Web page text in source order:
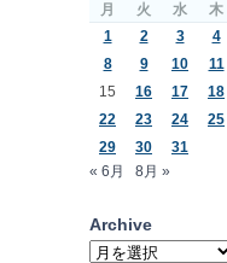
月 火 水 木
1
2 3 4
8
9 10 11
15
16 17 18
22
23 24 25
29
30
31
« 6月
8月 »
Archive
Archive